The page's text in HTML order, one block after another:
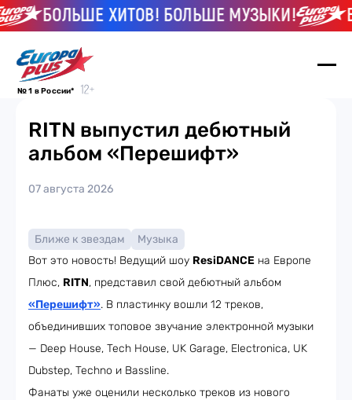
БОЛЬШЕ ХИТОВ! БОЛЬШЕ МУЗЫКИ!
№ 1 в России*
RITN выпустил дебютный
альбом «Перешифт»
07 августа 2026
Ближе к звездам
Музыка
Вот это новость! Ведущий шоу ResiDANCE на Европе
Плюс, RITN, представил свой дебютный альбом
«Перешифт». В пластинку вошли 12 треков,
объединивших топовое звучание электронной музыки
— Deep House, Tech House, UK Garage, Electronica, UK
Dubstep, Techno и Bassline.
Фанаты уже оценили несколько треков из нового